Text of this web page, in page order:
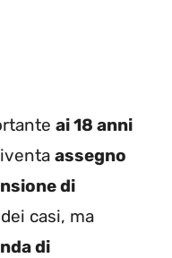
ai 18 anni
assegno
di
casi, ma
di